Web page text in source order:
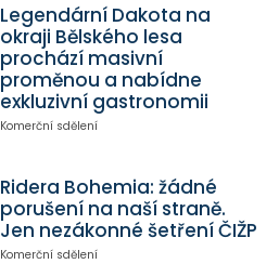
Legendární Dakota na
okraji Bělského lesa
prochází masivní
proměnou a nabídne
exkluzivní gastronomii
Komerční sdělení
Ridera Bohemia: žádné
porušení na naší straně.
Jen nezákonné šetření ČIŽP
Komerční sdělení